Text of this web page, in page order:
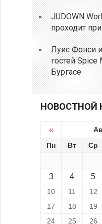
JUDOWN
проходит
Луис Фонси
гостей
Бургасе
НОВОСТНОЙ
«
Пн Вт Ср
3 4 5
10
11 12
17
18 19
24
25 26